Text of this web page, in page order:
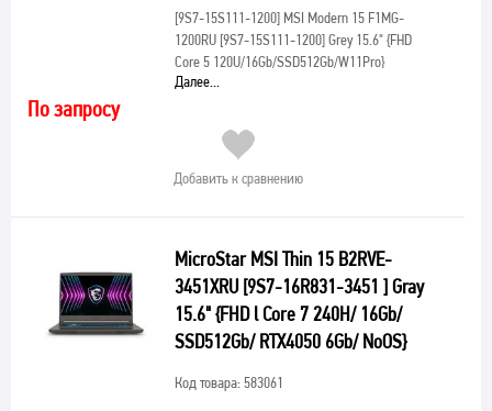
[9S7-15S111-1200]MSI Modern 15 F1MG-
1200RU [9S7-15S111-1200] Grey 15.6" {FHD
Core 5 120U/16Gb/SSD512Gb/W11Pro}
Далее...
По запросу
Добавить к сравнению
MicroStar MSI Thin 15 B2RVE-
3451XRU [9S7-16R831-3451 ] Gray
15.6" {FHD l Core 7 240H/ 16Gb/
SSD512Gb/ RTX4050 6Gb/ NoOS}
Код товара: 583061